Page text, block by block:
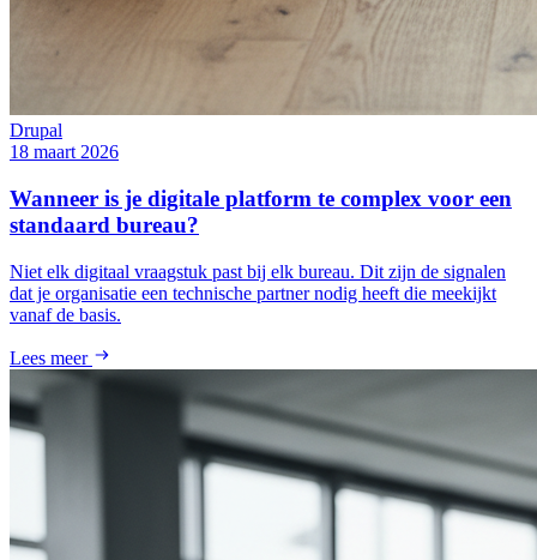
Drupal
18 maart 2026
Wanneer is je digitale platform te complex voor een
standaard bureau?
Niet elk digitaal vraagstuk past bij elk bureau. Dit zijn de signalen
dat je organisatie een technische partner nodig heeft die meekijkt
vanaf de basis.
Lees meer